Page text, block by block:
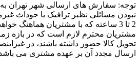
توجه: سفارش های ارسالی شهر تهران به
نبودن مسائلی نظیر ترافیک یا حوداث
2 تا 3 ساعته که با مشتریان هماهنگ
مشتریان محترم لازم است که در
تحویل کالا حضور داشته باشند، در
ارسال مجدد آن بر عهده مشتری می